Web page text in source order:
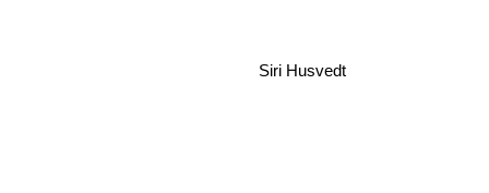
Siri Husvedt